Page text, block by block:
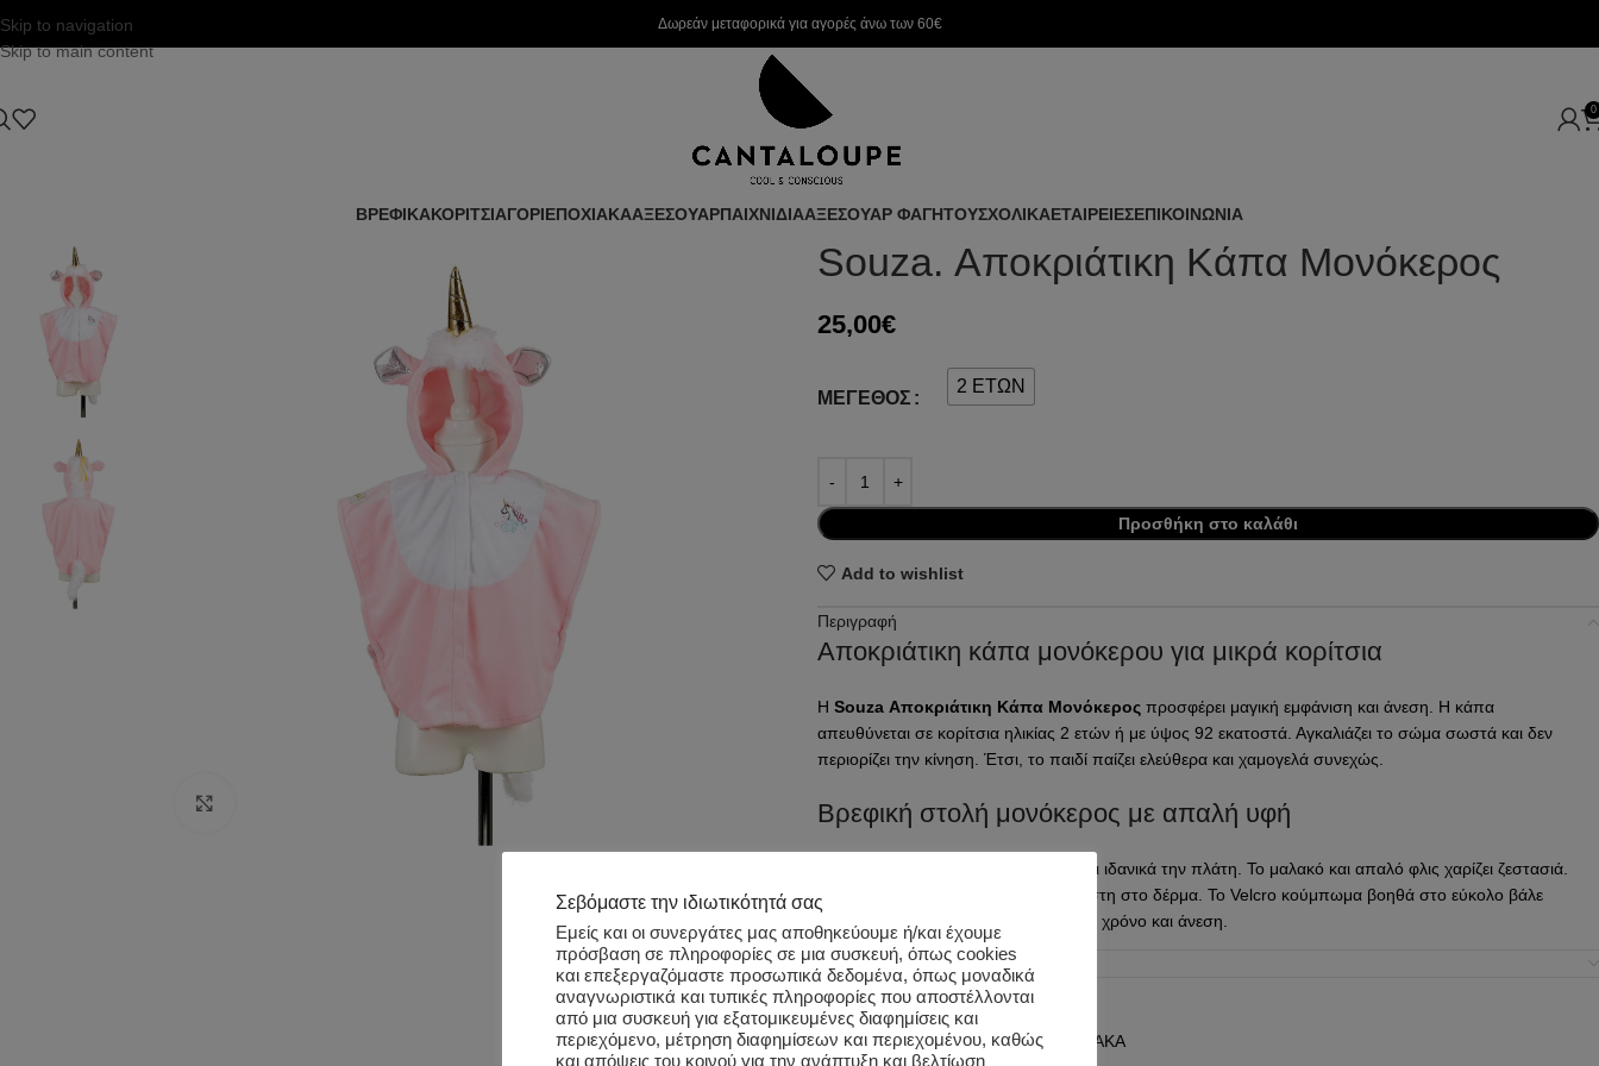
Skip to navigation
Skip to main content
Δωρεάν μεταφορικά για αγορές άνω των 60€
0
ΒΡΕΦΙΚΑΚΟΡΙΤΣΙΑΓΟΡΙΕΠΟΧΙΑΚΑΑΞΕΣΟΥΑΡΠΑΙΧΝΙΔΙΑΑΞΕΣΟΥΑΡ ΦΑΓΗΤΟΥΣΧΟΛΙΚΑΕΤΑΙΡΕΙΕΣΕΠΙΚΟΙΝΩΝΙΑ
Souza. Αποκριάτικη Κάπα Μονόκερος
25,00€
ΜΈΓΕΘΟΣ
2 ΕΤΩΝ
Προσθήκη στο καλάθι
Add to wishlist
Περιγραφή
Αποκριάτικη κάπα μονόκερου για μικρά κορίτσια
Η Souza Αποκριάτικη Κάπα Μονόκερος προσφέρει μαγική εμφάνιση και άνεση. Η κάπα
απευθύνεται σε κορίτσια ηλικίας 2 ετών ή με ύψος 92 εκατοστά. Αγκαλιάζει το σώμα σωστά και δεν
περιορίζει την κίνηση. Έτσι, το παιδί παίζει ελεύθερα και χαμογελά συνεχώς.
Βρεφική στολή μονόκερος με απαλή υφή
Η κάπα έχει μήκος 40 εκ. και καλύπτει ιδανικά την πλάτη. Το μαλακό και απαλό φλις χαρίζει ζεστασιά.
Παράλληλα, η υφή παραμένει ευχάριστη στο δέρμα. Το Velcro κούμπωμα βοηθά στο εύκολο βάλε
βγάλε. Επομένως, οι γονείς κερδίζουν χρόνο και άνεση.
Αποκριάτικο αξεσουάρ φαντασίας για βρέφη
Η κάπα μετατρέπει κάθε εμφάνιση σε παραμυθένια εμπειρία. Επιπλέον, ταιριάζει σε αποκριάτικες
γιορτές και παιχνίδι στο σπίτι. Η
Επιπλέον πληροφορίες
Κωδικός προϊόντος:
Κατηγορίες:ΑΠΟΚΡΙΑΤΙΚΑ, ΕΠΟΧΙΑΚΑ
Σεβόμαστε την ιδιωτικότητά σας
Εμείς και οι συνεργάτες μας αποθηκεύουμε ή/και έχουμε
πρόσβαση σε πληροφορίες σε μια συσκευή, όπως cookies
και επεξεργαζόμαστε προσωπικά δεδομένα, όπως μοναδικά
αναγνωριστικά και τυπικές πληροφορίες που αποστέλλονται
από μια συσκευή για εξατομικευμένες διαφημίσεις και
περιεχόμενο, μέτρηση διαφημίσεων και περιεχομένου, καθώς
και απόψεις του κοινού για την ανάπτυξη και βελτίωση